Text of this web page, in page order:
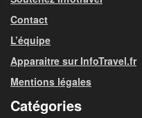
Contact
L’équipe
Apparaitre sur InfoTravel.fr
Mentions légales
Catégories